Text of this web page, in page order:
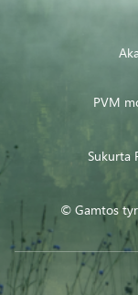
PVM
© Gamtos
Sukurta